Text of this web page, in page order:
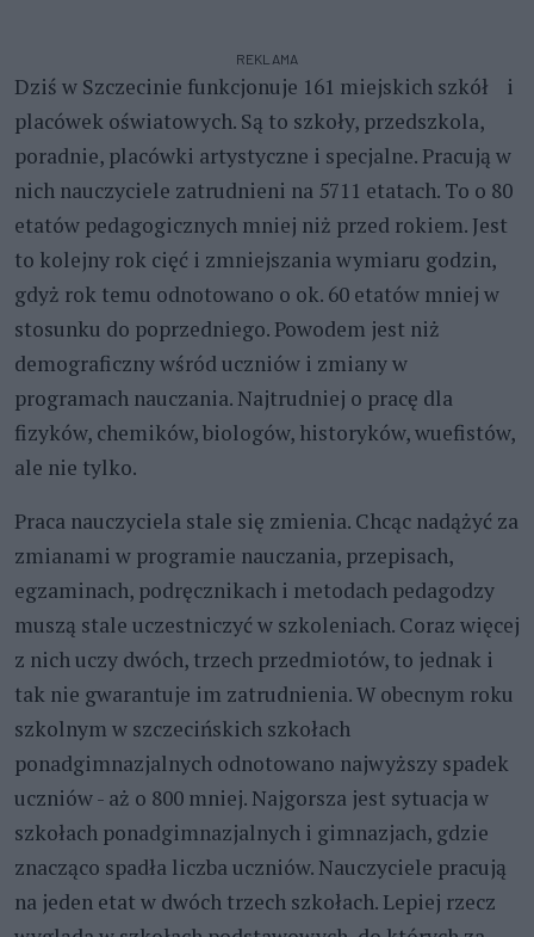
REKLAMA
Dziś w Szczecinie funkcjonuje 161 miejskich szkół i
placówek oświatowych. Są to szkoły, przedszkola,
poradnie, placówki artystyczne i specjalne. Pracują w
nich nauczyciele zatrudnieni na 5711 etatach. To o 80
etatów pedagogicznych mniej niż przed rokiem. Jest
to kolejny rok cięć i zmniejszania wymiaru godzin,
gdyż rok temu odnotowano o ok. 60 etatów mniej w
stosunku do poprzedniego. Powodem jest niż
demograficzny wśród uczniów i zmiany w
programach nauczania. Najtrudniej o pracę dla
fizyków, chemików, biologów, historyków, wuefistów,
ale nie tylko.
Praca nauczyciela stale się zmienia. Chcąc nadążyć za
zmianami w programie nauczania, przepisach,
egzaminach, podręcznikach i metodach pedagodzy
muszą stale uczestniczyć w szkoleniach. Coraz więcej
z nich uczy dwóch, trzech przedmiotów, to jednak i
tak nie gwarantuje im zatrudnienia. W obecnym roku
szkolnym w szczecińskich szkołach
ponadgimnazjalnych odnotowano najwyższy spadek
uczniów - aż o 800 mniej. Najgorsza jest sytuacja w
szkołach ponadgimnazjalnych i gimnazjach, gdzie
znacząco spadła liczba uczniów. Nauczyciele pracują
na jeden etat w dwóch trzech szkołach. Lepiej rzecz